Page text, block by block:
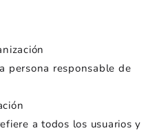
persona responsable de
a todos los usuarios y